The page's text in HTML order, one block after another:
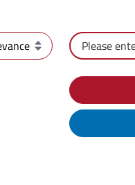
Search by text